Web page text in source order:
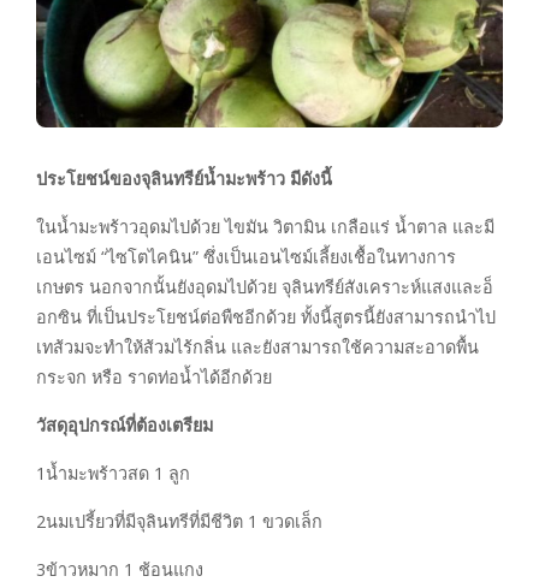
ประโยชน์ของจุลินทรีย์น้ำมะพร้าว มีดังนี้
ในน้ำมะพร้าวอุดมไปด้วย ไขมัน วิตามิน เกลือแร่ น้ำตาล และมี
เอนไซม์ “ไซโตไคนิน” ซึ่งเป็นเอนไซม์เลี้ยงเชื้อในทางการ
เกษตร นอกจากนั้นยังอุดมไปด้วย จุลินทรีย์สังเคราะห์แสงและอ็
อกซิน ที่เป็นประโยชน์ต่อพืชอีกด้วย ทั้งนี้สูตรนี้ยังสามารถนำไป
เทส้วมจะทำให้ส้วมไร้กลิ่น และยังสามารถใช้ความสะอาดพื้น
กระจก หรือ ราดท่อน้ำได้อีกด้วย
วัสดุอุปกรณ์ที่ต้องเตรียม
1น้ำมะพร้าวสด 1 ลูก
2นมเปรี้ยวที่มีจุลินทรีที่มีชีวิต 1 ขวดเล็ก
3ข้าวหมาก 1 ช้อนแกง